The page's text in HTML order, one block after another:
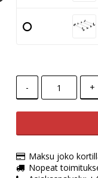
- +
Maksu joko
Nopeat